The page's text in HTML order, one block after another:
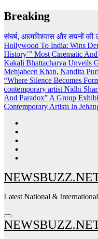
Skip
to
content
Breaking
संघर्ष, आत्मविश्वास और सपनों की
Hollywood To India: Wins
History’” Most Cinematic
Kakali Bhattacharya Unveils
Mehjabeen Khan, Nandita
“Where Silence Becomes
contemporary artist Nidhi
And Paradox” A Group
Contemporary Artists In
Latest National &